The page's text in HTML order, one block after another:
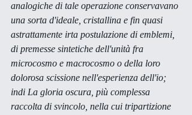
analogiche di tale operazione conservavano
una sorta d'ideale, cristallina e fin quasi
astrattamente irta postulazione di emblemi,
di premesse sintetiche dell'unità fra
microcosmo e macrocosmo o della loro
dolorosa scissione nell'esperienza dell'io;
indi La gloria oscura, più complessa
raccolta di svincolo, nella cui tripartizione